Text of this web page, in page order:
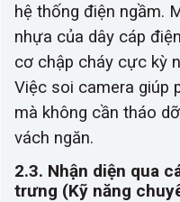
hệ thống điện ngầm.
nhựa của dây cáp
cơ chập cháy cực kỳ
Việc soi camera giúp
mà không cần tháo
vách ngăn.
2.3. Nhận diện qua
trưng (Kỹ năng